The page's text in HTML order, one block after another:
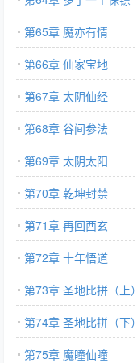
第65章 魔亦有情
第66章 仙家宝地
第67章 太阴仙经
第68章 谷间参法
第69章 太阴太阳
第70章 乾坤封禁
第71章 再回西玄
第72章 十年悟道
第73章 圣地比拼（上）
第74章 圣地比拼（下）
第75章 魔瞳仙瞳